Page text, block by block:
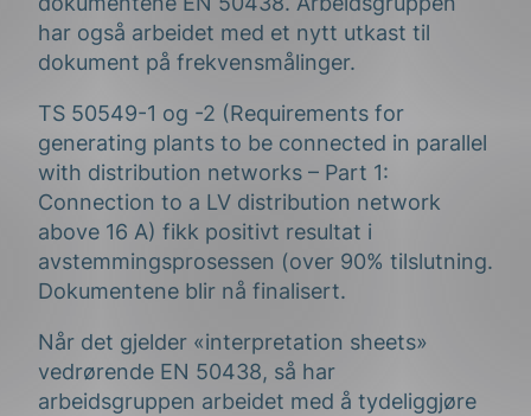
har også arbeidet med et nytt utkast til
dokument på frekvensmålinger.
TS 50549-1 og -2 (Requirements for
generating plants to be connected in parallel
with distribution networks – Part 1:
Connection to a LV distribution network
above 16 A) fikk positivt resultat i
avstemmingsprosessen (over 90% tilslutning.
Dokumentene blir nå finalisert.
Når det gjelder «interpretation sheets»
vedrørende EN 50438, så har
arbeidsgruppen arbeidet med å tydeliggjøre